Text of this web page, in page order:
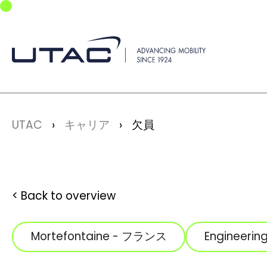
Skip to main navigation
Skip to main content
Skip to page footer
You are here:
UTAC キャリア 欠員
Back to overview
Mortefontaine - フランス Engineering